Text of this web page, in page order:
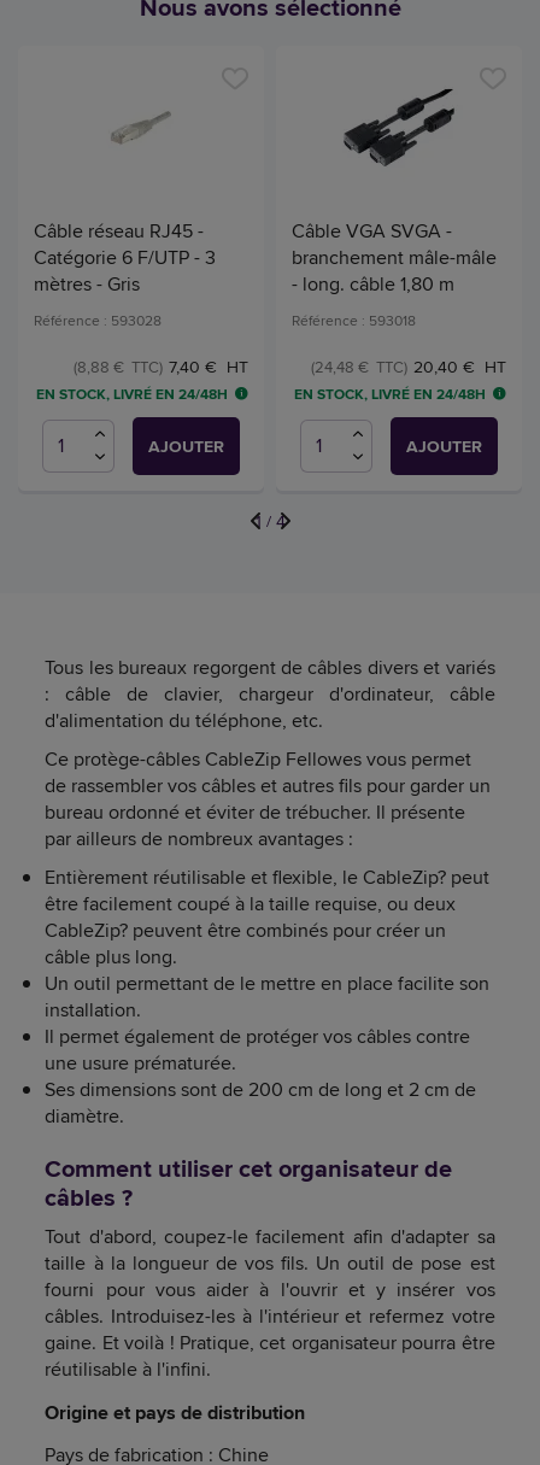
Nous avons sélectionné
Câble réseau RJ45 -
Catégorie 6 F/UTP - 3
mètres - Gris
Référence : 593028
7,40 € HT
(8,88 € TTC)
EN STOCK, LIVRÉ EN 24/48H
AJOUTER
Câble VGA SVGA -
branchement mâle-mâle
- long. câble 1,80 m
Référence : 593018
20,40 € HT
(24,48 € TTC)
EN STOCK, LIVRÉ EN 24/48H
AJOUTER
1 / 4
Tous les bureaux regorgent de câbles divers et variés
: câble de clavier, chargeur d'ordinateur, câble
d'alimentation du téléphone, etc.
Ce protège-câbles CableZip Fellowes vous permet
de rassembler vos câbles et autres fils pour garder un
bureau ordonné et éviter de trébucher. Il présente
par ailleurs de nombreux avantages :
Entièrement réutilisable et flexible, le CableZip? peut
être facilement coupé à la taille requise, ou deux
CableZip? peuvent être combinés pour créer un
câble plus long.
Un outil permettant de le mettre en place facilite son
installation.
Il permet également de protéger vos câbles contre
une usure prématurée.
Ses dimensions sont de 200 cm de long et 2 cm de
diamètre.
Comment utiliser cet organisateur de
câbles ?
Tout d'abord, coupez-le facilement afin d'adapter sa
taille à la longueur de vos fils. Un outil de pose est
fourni pour vous aider à l'ouvrir et y insérer vos
câbles. Introduisez-les à l'intérieur et refermez votre
gaine. Et voilà ! Pratique, cet organisateur pourra être
réutilisable à l'infini.
Origine et pays de distribution
Pays de fabrication : Chine